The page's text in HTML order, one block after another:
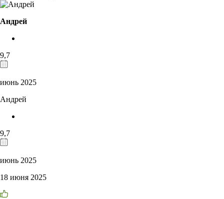
Андрей
9,7
июнь 2025
Андрей
9,7
июнь 2025
18 июня 2025